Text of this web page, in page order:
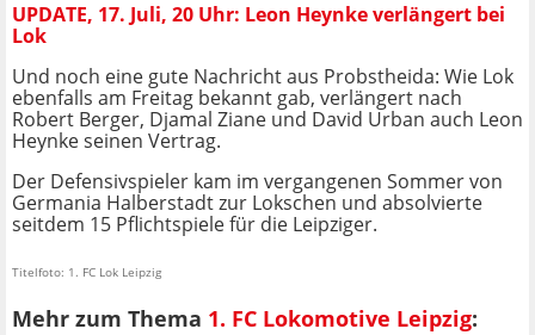
UPDATE, 17. Juli, 20 Uhr: Leon Heynke verlängert bei
Lok
Und noch eine gute Nachricht aus Probstheida: Wie Lok
ebenfalls am Freitag bekannt gab, verlängert nach
Robert Berger, Djamal Ziane und David Urban auch Leon
Heynke seinen Vertrag.
Der Defensivspieler kam im vergangenen Sommer von
Germania Halberstadt zur Lokschen und absolvierte
seitdem 15 Pflichtspiele für die Leipziger.
Titelfoto: 1. FC Lok Leipzig
Mehr zum Thema 1. FC Lokomotive Leipzig: